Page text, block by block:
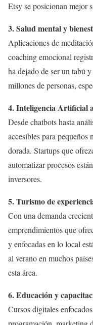
Etsy se posicionan mejor
3. Salud mental y
Aplicaciones de
coaching emocional
ha dejado de ser un tabú
millones de personas,
4. Inteligencia Artificial
Desde chatbots hasta
accesibles para pequeños
dorada. Startups que
automatizar procesos
inversores.
5. Turismo de
Con una demanda
emprendimientos que
y enfocadas en lo local
al verano en muchos
esta área.
6. Educación y
Cursos digitales